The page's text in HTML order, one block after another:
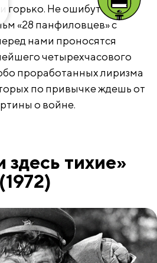
горько. Не ошибутся и те,
«28 панфиловцев» с
нами проносятся
четырехчасового
проработанных лиризма
по привычке ждешь от
о войне.
здесь тихие»
(1972)